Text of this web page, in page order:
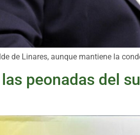
de Linares, aunque mantiene la
peonadas del